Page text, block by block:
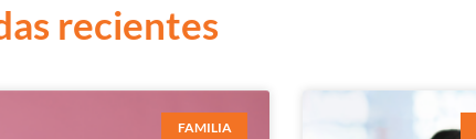
recientes
FAMILIA